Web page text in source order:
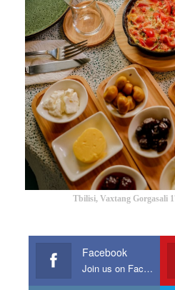
Tbilisi, Vaxtang Gorgasali
Facebook
Join us on Facebook